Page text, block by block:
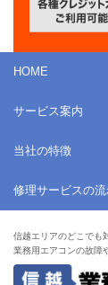
HOME
サービス案内
当社の特徴
修理サービスの
信越エリアのどこでも
業務用エアコンの故障